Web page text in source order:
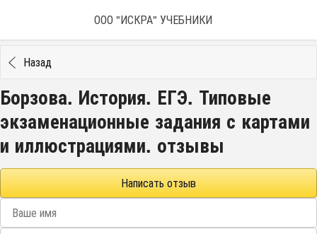
ООО "ИСКРА" УЧЕБНИКИ
Назад
Борзова. История. ЕГЭ. Типовые
экзаменационные задания с картами
и иллюстрациями. отзывы
Написать отзыв